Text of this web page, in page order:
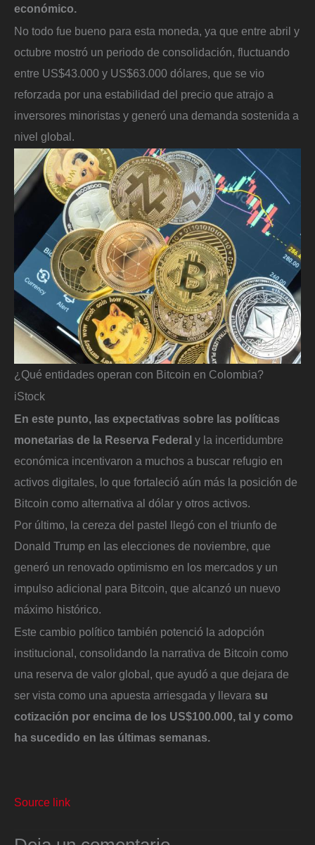
económico.
No todo fue bueno para esta moneda, ya que entre abril y
octubre mostró un periodo de consolidación, fluctuando
entre US$43.000 y US$63.000 dólares, que se vio
reforzada por una estabilidad del precio que atrajo a
inversores minoristas y generó una demanda sostenida a
nivel global.
¿Qué entidades operan con Bitcoin en Colombia?
iStock
En este punto, las expectativas sobre las políticas
monetarias de la Reserva Federal y la incertidumbre
económica incentivaron a muchos a buscar refugio en
activos digitales, lo que fortaleció aún más la posición de
Bitcoin como alternativa al dólar y otros activos.
Por último, la cereza del pastel llegó con el triunfo de
Donald Trump en las elecciones de noviembre, que
generó un renovado optimismo en los mercados y un
impulso adicional para Bitcoin, que alcanzó un nuevo
máximo histórico.
Este cambio político también potenció la adopción
institucional, consolidando la narrativa de Bitcoin como
una reserva de valor global, que ayudó a que dejara de
ser vista como una apuesta arriesgada y llevara su
cotización por encima de los US$100.000, tal y como
ha sucedido en las últimas semanas.
Source link